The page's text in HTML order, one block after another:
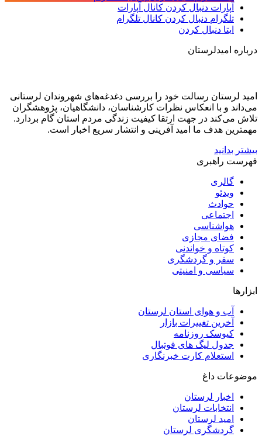
آپارات دنبال کردن کانال آپارات
تلگرام دنبال کردن کانال تلگرام
ایتا دنبال کردن
درباره امیدلرستان
امید لرستان رسالت خود را بررسی دغدغه‌های شهروندان لرستانی
می‌داند و با انعکاس نظرات کارشناسان، دانشگاهیان، پژوهشگران
تلاش می‌کند در جهت ارتقا کیفیت زندگی مردم استان گام بردارد.
مهمترین هدف ما امید آفرینی و انتشار سریع اخبار است.
بیشتر بدانید
فهرست راهبری
گالری
ویدئو
حوادث
اجتماعی
هواشناسی
فضای مجازی
کوتاه و خواندنی
سفر و گردشگری
سیاسی و امنیتی
ابزارها
آب و هوای استان لرستان
آخرین تغییرات بازار
کیوسک روزنامه
جدول لیگ های فوتبال
استعلام کارت خبرنگاری
موضوعات داغ
اخبار لرستان
انتخابات لرستان
امید لرستان
گردشگری لرستان